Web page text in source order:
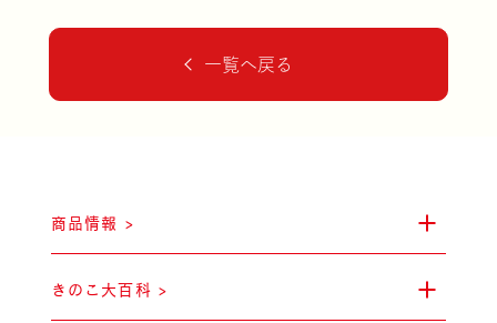
雪国まいたけ極
家のまわりのきの
ESG関連デー
沿革
一覧へ戻る
商品情報 >
きのこ大百科 >